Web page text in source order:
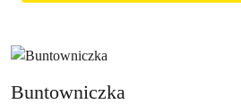
Buntowniczka